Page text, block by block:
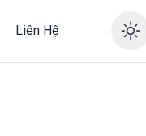
Liên Hệ